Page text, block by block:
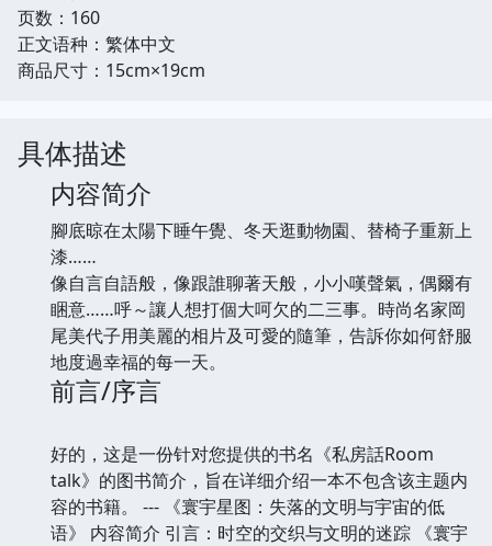
页数：160
正文语种：繁体中文
商品尺寸：15cm×19cm
具体描述
内容简介
腳底晾在太陽下睡午覺、冬天逛動物園、替椅子重新上
漆……
像自言自語般，像跟誰聊著天般，小小嘆聲氣，偶爾有
睏意……呼～讓人想打個大呵欠的二三事。時尚名家岡
尾美代子用美麗的相片及可愛的隨筆，告訴你如何舒服
地度過幸福的每一天。
前言/序言
好的，这是一份针对您提供的书名《私房話Room
talk》的图书简介，旨在详细介绍一本不包含该主题内
容的书籍。 --- 《寰宇星图：失落的文明与宇宙的低
语》 内容简介 引言：时空的交织与文明的迷踪 《寰宇